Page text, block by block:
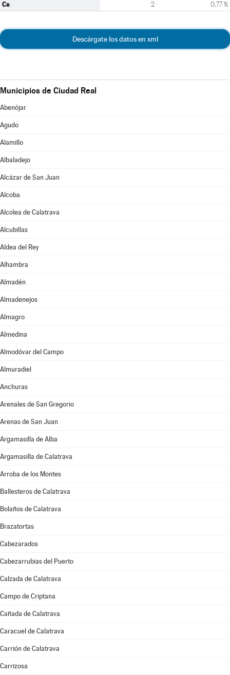
Cs 2 0,77 %
Descárgate los datos en xml
Municipios de Ciudad Real
Abenójar
Agudo
Alamillo
Albaladejo
Alcázar de San Juan
Alcoba
Alcolea de Calatrava
Alcubillas
Aldea del Rey
Alhambra
Almadén
Almadenejos
Almagro
Almedina
Almodóvar del Campo
Almuradiel
Anchuras
Arenales de San Gregorio
Arenas de San Juan
Argamasilla de Alba
Argamasilla de Calatrava
Arroba de los Montes
Ballesteros de Calatrava
Bolaños de Calatrava
Brazatortas
Cabezarados
Cabezarrubias del Puerto
Calzada de Calatrava
Campo de Criptana
Cañada de Calatrava
Caracuel de Calatrava
Carrión de Calatrava
Carrizosa